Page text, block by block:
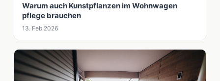
Warum auch Kunstpflanzen im Wohnwagen
pflege brauchen
13. Feb 2026